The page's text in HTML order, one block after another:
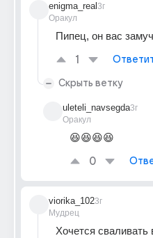
enigma_real
Оракул
3г
Пипец, он вас
1
Скрыть ветку
uleteli_navsegda
Оракул
3г
😆😆😆😆
0
viorika_102
Мудрец
3г
Хочется сваливать